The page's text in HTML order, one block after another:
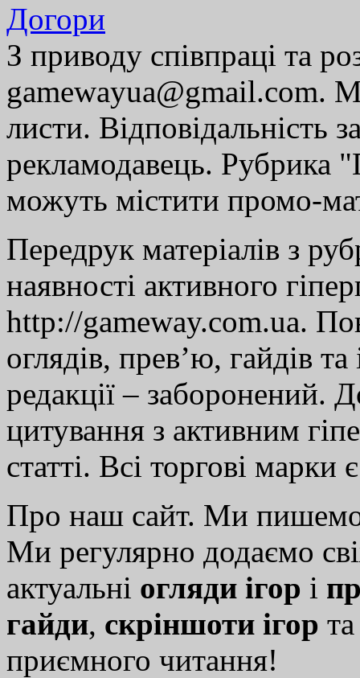
Догори
З приводу співпраці та
gamewayua@gmail.com.
листи. Відповідальність
рекламодавець. Рубрика
можуть містити промо-
Передрук матеріалів з
наявності активного
http://gameway.com.ua.
оглядів, прев’ю, гайдів
редакції – заборонений.
цитування з активним
статті. Всі торгові марки
Про наш сайт. Ми
Ми регулярно додаємо
актуальні огляди ігор і
гайди, скріншоти ігор
приємного читання!